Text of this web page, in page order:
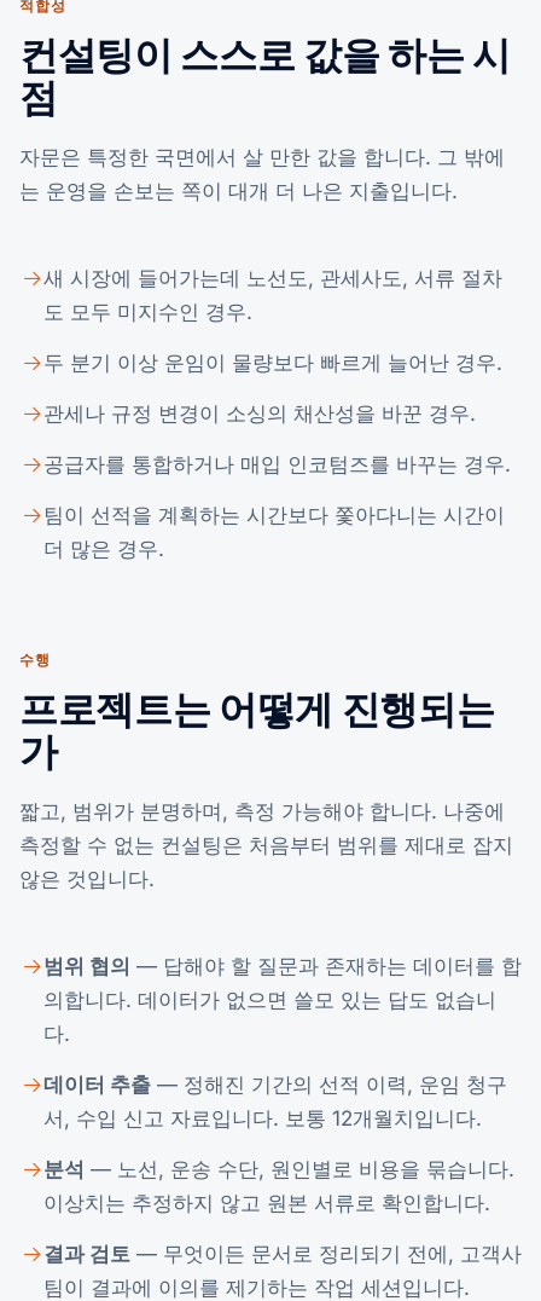
적합성
컨설팅이 스스로 값을 하는 시
점
자문은 특정한 국면에서 살 만한 값을 합니다. 그 밖에
는 운영을 손보는 쪽이 대개 더 나은 지출입니다.
새 시장에 들어가는데 노선도, 관세사도, 서류 절차
도 모두 미지수인 경우.
두 분기 이상 운임이 물량보다 빠르게 늘어난 경우.
관세나 규정 변경이 소싱의 채산성을 바꾼 경우.
공급자를 통합하거나 매입 인코텀즈를 바꾸는 경우.
팀이 선적을 계획하는 시간보다 쫓아다니는 시간이
더 많은 경우.
수행
프로젝트는 어떻게 진행되는
가
짧고, 범위가 분명하며, 측정 가능해야 합니다. 나중에
측정할 수 없는 컨설팅은 처음부터 범위를 제대로 잡지
않은 것입니다.
범위 협의 — 답해야 할 질문과 존재하는 데이터를 합
의합니다. 데이터가 없으면 쓸모 있는 답도 없습니
다.
데이터 추출 — 정해진 기간의 선적 이력, 운임 청구
서, 수입 신고 자료입니다. 보통 12개월치입니다.
분석 — 노선, 운송 수단, 원인별로 비용을 묶습니다.
이상치는 추정하지 않고 원본 서류로 확인합니다.
결과 검토 — 무엇이든 문서로 정리되기 전에, 고객사
팀이 결과에 이의를 제기하는 작업 세션입니다.